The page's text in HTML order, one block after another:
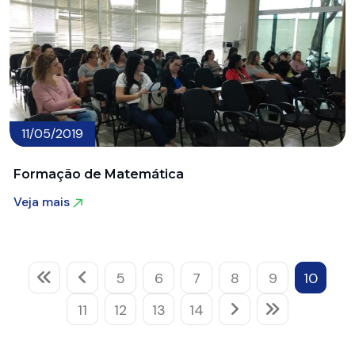
11/05/2019
Formação de Matemática
Veja mais
5 6 7 8 9
10
11
12 13 14